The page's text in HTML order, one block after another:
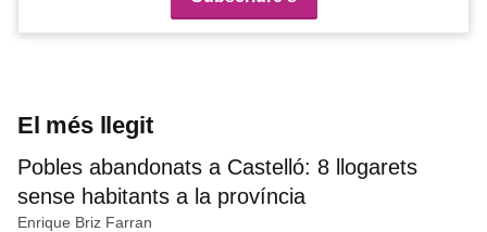
El més llegit
Pobles abandonats a Castelló: 8 llogarets
sense habitants a la província
Enrique Briz Farran